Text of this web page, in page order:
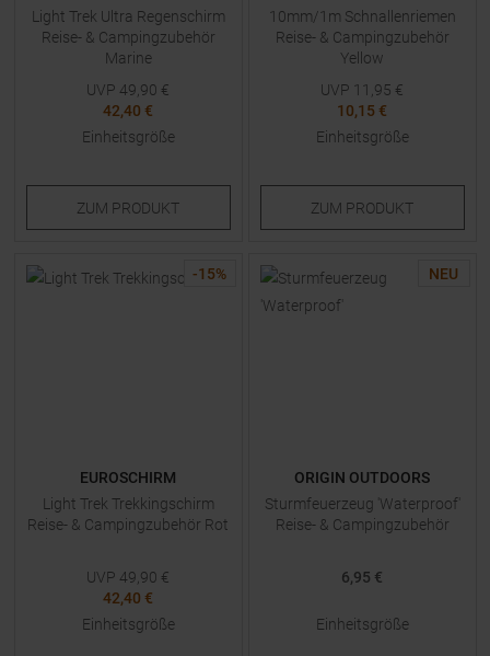
Light Trek Ultra Regenschirm
Reise- & Campingzubehör
Marine
UVP 49,90 €
42,40 €
Einheitsgröße
ZUM PRODUKT
10mm/1m Schnallenriemen
Reise- & Campingzubehör
Yellow
UVP 11,95 €
10,15 €
Einheitsgröße
ZUM PRODUKT
-15%
EUROSCHIRM
Light Trek Trekkingschirm
Reise- & Campingzubehör Rot
UVP 49,90 €
42,40 €
Einheitsgröße
NEU
ORIGIN OUTDOORS
Sturmfeuerzeug 'Waterproof'
Reise- & Campingzubehör
6,95 €
Einheitsgröße